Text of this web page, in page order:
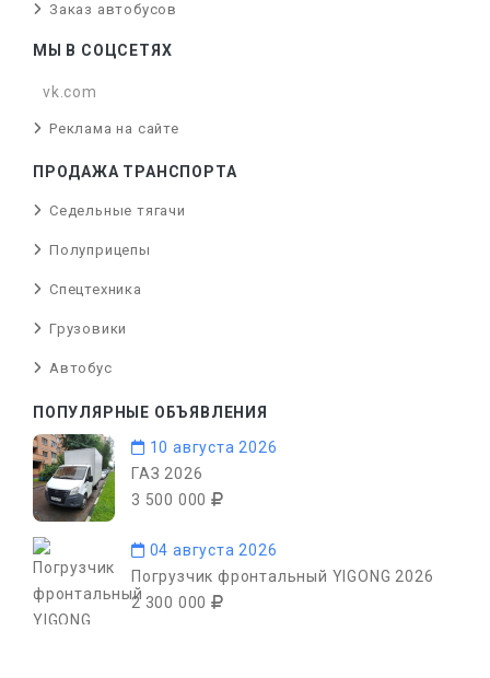
Заказ автобусов
МЫ В СОЦСЕТЯХ
vk.com
Реклама на сайте
ПРОДАЖА ТРАНСПОРТА
Седельные тягачи
Полуприцепы
Спецтехника
Грузовики
Автобус
ПОПУЛЯРНЫЕ ОБЪЯВЛЕНИЯ
10 августа 2026
ГАЗ 2026
3 500 000
04 августа 2026
Погрузчик фронтальный YIGONG 2026
2 300 000